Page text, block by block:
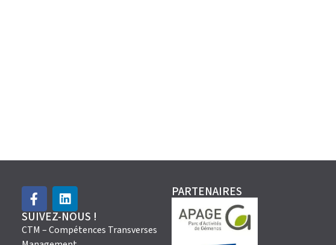
SUIVEZ-NOUS !
CTM – Compétences Transverses
PARTENAIRES